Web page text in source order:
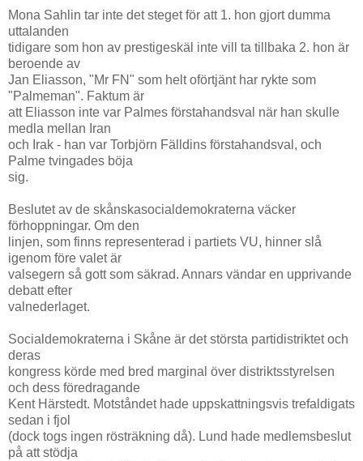
Mona Sahlin tar inte det steget för att 1. hon gjort dumma
uttalanden
tidigare som hon av prestigeskäl inte vill ta tillbaka 2. hon är
beroende av
Jan Eliasson, "Mr FN" som helt oförtjänt har rykte som
"Palmeman". Faktum är
att Eliasson inte var Palmes förstahandsval när han skulle
medla mellan Iran
och Irak - han var Torbjörn Fälldins förstahandsval, och
Palme tvingades böja
sig.
Beslutet av de skånskasocialdemokraterna väcker
förhoppningar. Om den
linjen, som finns representerad i partiets VU, hinner slå
igenom före valet är
valsegern så gott som säkrad. Annars vändar en upprivande
debatt efter
valnederlaget.
Socialdemokraterna i Skåne är det största partidistriktet och
deras
kongress körde med bred marginal över distriktsstyrelsen
och dess föredragande
Kent Härstedt. Motståndet hade uppskattningsvis trefaldigats
sedan i fjol
(dock togs ingen rösträkning då). Lund hade medlemsbeslut
på att stödja